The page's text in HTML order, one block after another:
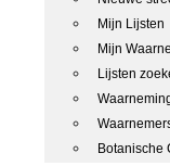
Mijn Lijsten
Mijn
Lijsten
Botanische